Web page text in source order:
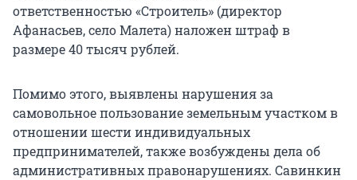
ответственностью «Строитель» (директор
Афанасьев, село Малета) наложен штраф в
размере 40 тысяч рублей.
Помимо этого, выявлены нарушения за
самовольное пользование земельным участком в
отношении шести индивидуальных
предпринимателей, также возбуждены дела об
административных правонарушениях. Савинкин